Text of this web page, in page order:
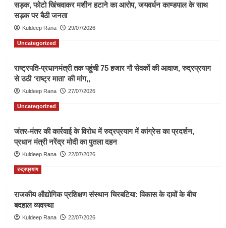
सड़क, फोटो खिंचवाकर मशीन हटाने का आरोप, जयवर्धन काण्डपाल के साथ
सड़क पर बैठी जनता
Kuldeep Rana 29/07/2026
Uncategorized
राष्ट्रपति-प्रधानमंत्री तक पहुंची 75 हजार गौ सेवकों की आवाज, रुद्रप्रयाग
से उठी ‘राष्ट्र माता’ की मांग,,
Kuldeep Rana 27/07/2026
Uncategorized
जंतर-मंतर की कार्रवाई के विरोध में रुद्रप्रयाग में कांग्रेस का प्रदर्शन,
प्रधान मंत्री नरेंद्र मोदी का पुतला दहन
Kuldeep Rana 22/07/2026
रुद्रप्रयाग
राजकीय औद्योगिक प्रशिक्षण संस्थान चिरबटिया: विकास के दावों के बीच
बदहाल व्यवस्था
Kuldeep Rana 22/07/2026